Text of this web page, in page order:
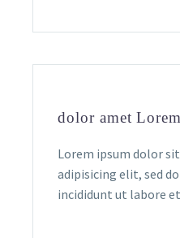
dolor amet
Lorem ipsum dolor
adipisicing elit, sed
incididunt ut labore